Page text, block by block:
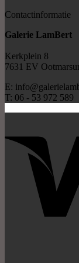
Contactinformatie
Galerie LamBert
Kerkplein 8
7631 EV
E:
T: 06 - 53 972 589